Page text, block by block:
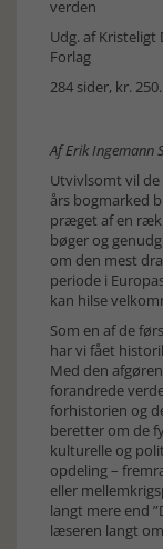
verden
Udg. af Kristeligt
Forlag
284 sider, kr. 250.
Af Erik Ingemann
Utvivlsomt vil
års bogmarked
præget af en
bøger og
om den mest
periode i
kan hilse
Som en af de
har vi fået
Med den
forandrede
forhistorien og
beretter om de
kulturelle og
opdeling –
eller
langt mere end
læseren langt